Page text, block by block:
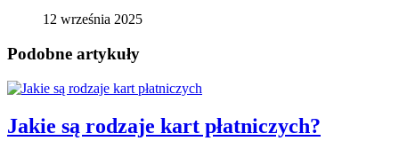
12 września 2025
Podobne artykuły
Jakie są rodzaje kart płatniczych?